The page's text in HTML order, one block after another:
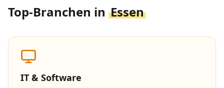
Top-Branchen in Essen
IT & Software